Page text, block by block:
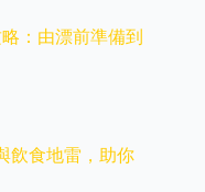
：由漂前準備到
飲食地雷，助你